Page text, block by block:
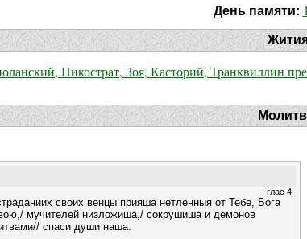
День памяти:
Никострат, Зоя, Касторий, Транквиллин
глас 4
своих венцы прияша нетленныя от Тебе, Бога
мучителей низложиша,/ сокрушиша и демонов
спаси души наша.